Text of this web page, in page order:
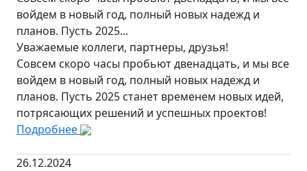
войдем в новый год, полный новых надежд и
планов. Пусть 2025...
Уважаемые коллеги, партнеры, друзья!
Совсем скоро часы пробьют двенадцать, и мы все
войдем в новый год, полный новых надежд и
планов. Пусть 2025 станет временем новых идей,
потрясающих решений и успешных проектов!
Подробнее
26.12.2024